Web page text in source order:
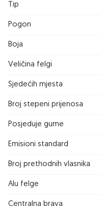
Tip
Pogon
Boja
Veličina felgi
Sjedećih mjesta
Broj stepeni prijenosa
Posjeduje gume
Emisioni standard
Broj prethodnih vlasnika
Alu felge
Centralna brava